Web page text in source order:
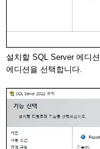
설치할 SQL Server 에디
에디션을 선택합니다.